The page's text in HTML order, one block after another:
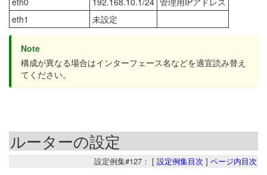
eth1
未設定
Note
構成が異なる場合はインターフェース名などを適宜読み替え
てください。
ルーターの設定
設定例集#127： [ 設定例集目次 ] ページ内目次